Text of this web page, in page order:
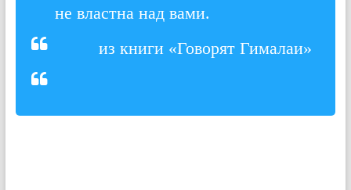
не властна над вами.
из книги «Говорят Гималаи»